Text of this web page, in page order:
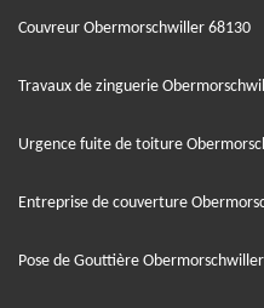
Couvreur Obermorschwiller 68130
Travaux de zinguerie
Urgence fuite de toiture
Entreprise de couverture
Pose de Gouttière